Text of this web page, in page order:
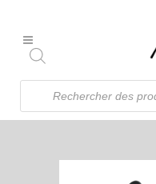
Recherche
produits